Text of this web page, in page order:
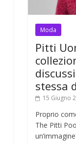
Moda
Pitti
stessa
15 Giugno
Proprio
The Pitti